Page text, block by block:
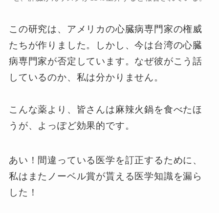
この研究は、アメリカの心臓病専門家の権威
たちが作りました。しかし、今は台湾の心臓
病専門家が否定しています。なぜ彼がこう話
しているのか、私は分かりません。
こんな薬より、皆さんは麻辣火鍋を食べたほ
うが、よっぽど効果的です。
あい！間違っている医学を訂正するために、
私はまたノーベル賞が貰える医学知識を漏ら
した！